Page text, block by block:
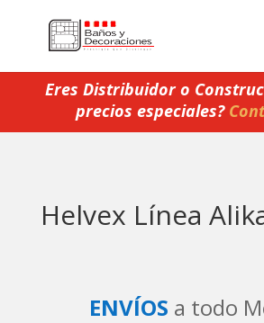
Eres Distribuidor o
precios especiales?
Helvex Línea
ENVÍOS a todo